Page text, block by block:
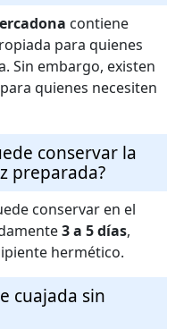
contiene
para quienes
Sin embargo, existen
quienes necesiten
conservar la
preparada?
conservar en el
3 a 5 días,
hermético.
cuajada sin